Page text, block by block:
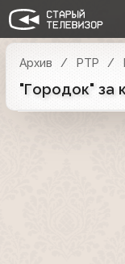
Архив РТР
"Городок" за